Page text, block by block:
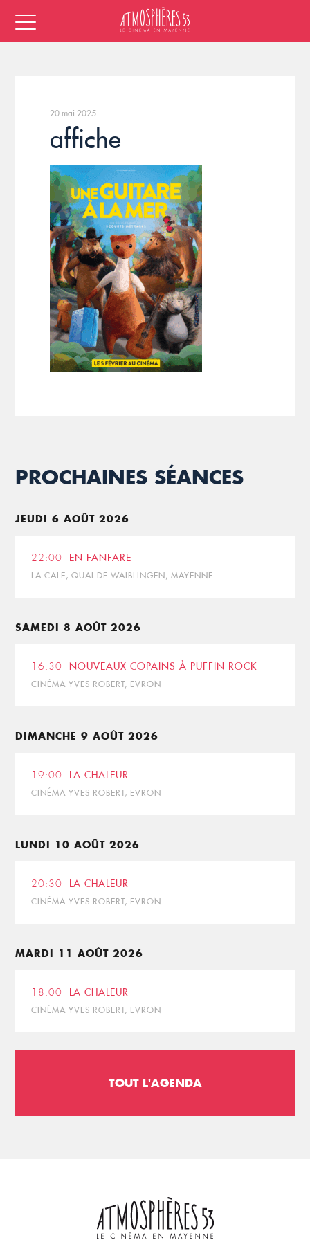
20 mai 2025
affiche
PROCHAINES SÉANCES
JEUDI 6 AOÛT 2026
22:00 EN FANFARE
LA CALE, QUAI DE WAIBLINGEN, MAYENNE
SAMEDI 8 AOÛT 2026
16:30 NOUVEAUX COPAINS À PUFFIN ROCK
CINÉMA YVES ROBERT, EVRON
DIMANCHE 9 AOÛT 2026
19:00 LA CHALEUR
CINÉMA YVES ROBERT, EVRON
LUNDI 10 AOÛT 2026
20:30 LA CHALEUR
CINÉMA YVES ROBERT, EVRON
MARDI 11 AOÛT 2026
18:00 LA CHALEUR
CINÉMA YVES ROBERT, EVRON
TOUT L'AGENDA